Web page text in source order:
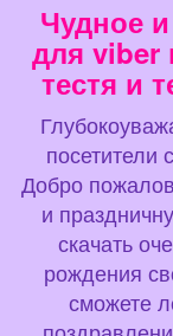
Чудное
для viber
тестя и
посетители
Добро
и
скачать
рождения
сможете